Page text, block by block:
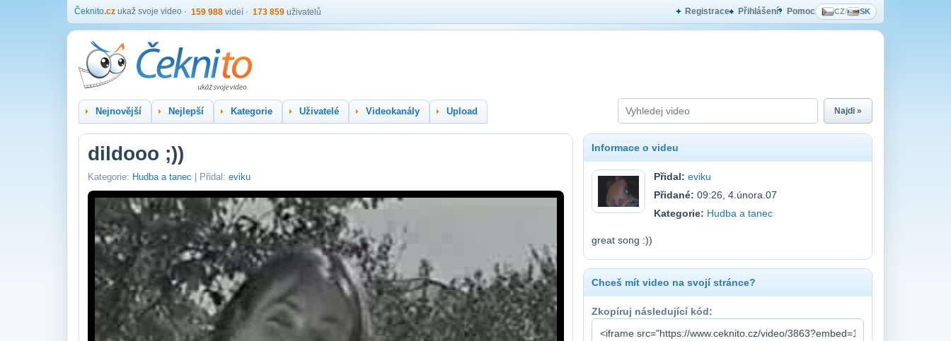
Čeknito.cz ukaž svoje video 159 988 videí 173 859 uživatelů Registrace Přihlášení Pomoc CZ/ SK
Nejnovější Nejlepší Kategorie Uživatelé Videokanály Upload Najdi »
dildooo ;))
Kategorie: Hudba a tanec | Přidal: eviku
Informace o videu
Přidal: eviku
Přidané: 09:26, 4.února.07
Kategorie: Hudba a tanec
great song :))
Chceš mít video na svojí stránce?
Zkopíruj následující kód: